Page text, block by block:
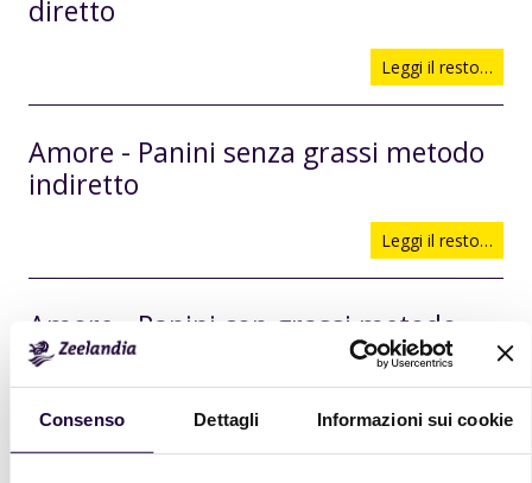
Consenso Dettagli Informazioni sui cookie
diretto
Leggi il resto…
Amore - Panini senza grassi metodo
indiretto
Leggi il resto…
Amore - Panini con grassi metodo
indiretto
Leggi il resto…